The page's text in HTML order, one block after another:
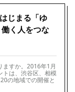
じまる「ゆ
く人をつな
ますか。2016年1月
トは、渋谷区、相模
の地域での開催と